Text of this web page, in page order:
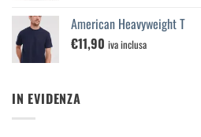
American Heavyweight T
€11,90 iva inclusa
IN EVIDENZA